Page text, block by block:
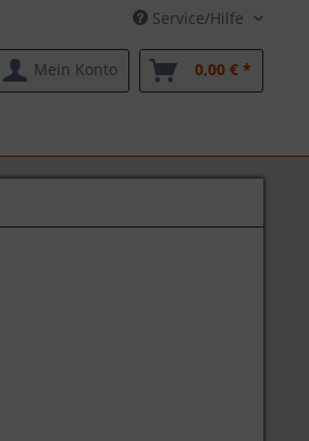
Service/Hilfe
Mein Konto 0,00 € *